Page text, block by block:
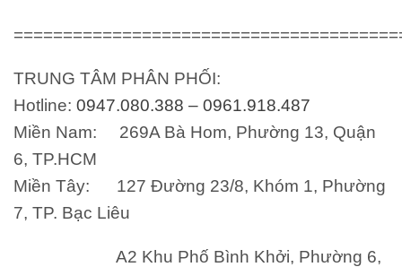
TRUNG TÂM PHÂN PHỐI:
Hotline: 0947.080.388 – 0961.918.487
Miền Nam: 269A Bà Hom, Phường 13, Quận
6, TP.HCM
Miền Tây: 127 Đường 23/8, Khóm 1, Phường
7, TP. Bạc Liêu
A2 Khu Phố Bình Khởi, Phường 6,